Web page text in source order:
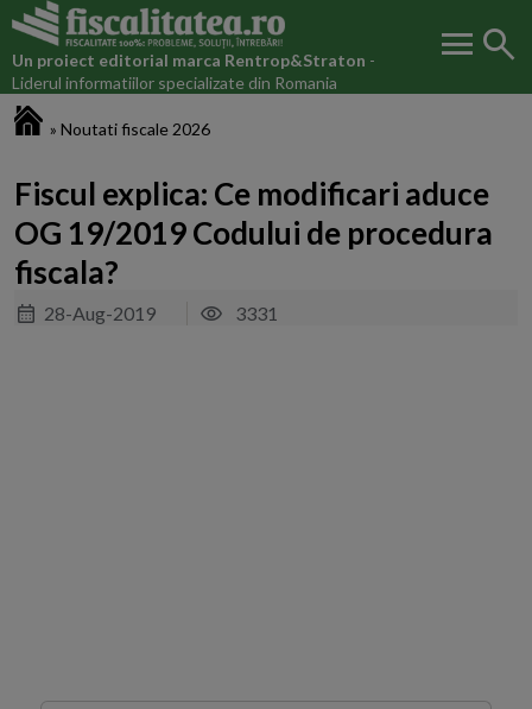
Un proiect editorial marca Rentrop&Straton -
Liderul informatiilor specializate din Romania
menu search
» Noutati fiscale 2026
Fiscul explica: Ce modificari aduce
OG 19/2019 Codului de procedura
fiscala?
28-Aug-2019 3331